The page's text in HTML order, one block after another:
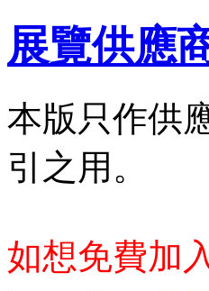
展覽供應
本版只作供
引之用。
如想免費加